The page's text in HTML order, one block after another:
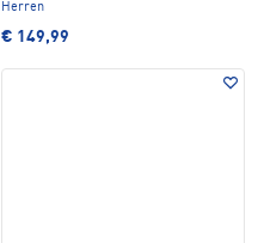
Herren
€ 149,99